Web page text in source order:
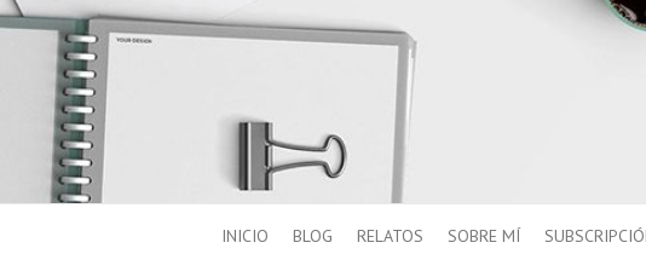
INICIO BLOG RELATOS SOBRE MÍ